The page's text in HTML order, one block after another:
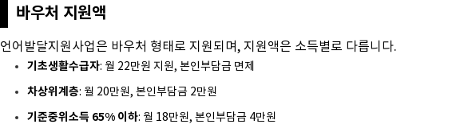
바우처 지원액
언어발달지원사업은 바우처 형태로 지원되며, 지원액은 소득별로 다릅니다.
기초생활수급자: 월 22만원 지원, 본인부담금 면제
차상위계층: 월 20만원, 본인부담금 2만원
기준중위소득 65% 이하: 월 18만원, 본인부담금 4만원